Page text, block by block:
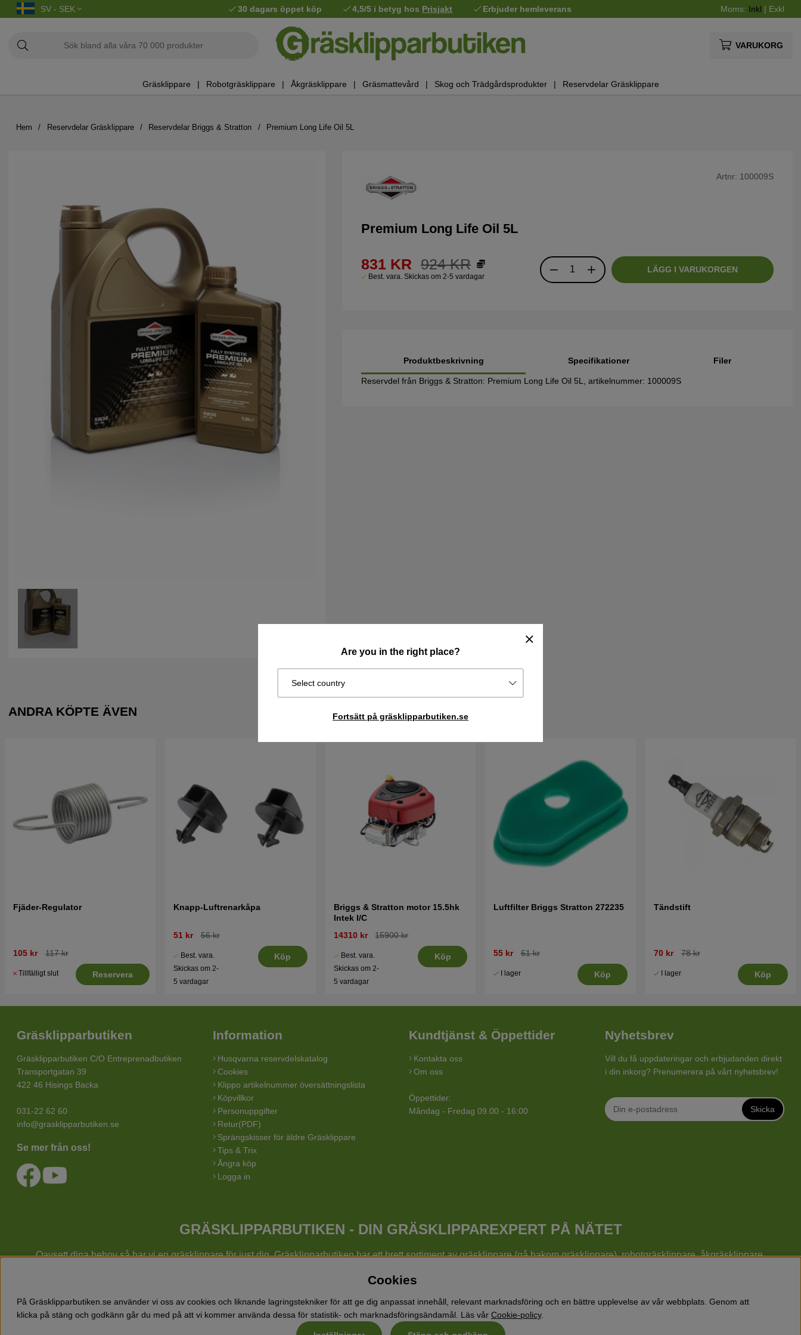
SV - SEK 30 dagars öppet köp 4,5/5 i betyg hos Prisjakt Erbjuder hemleverans Moms: Inkl | Exkl
VARUKORG
Gräsklippare Robotgräsklippare Åkgräsklippare Gräsmattevård Skog och Trädgårdsprodukter Reservdelar Gräsklippare
Are you in the right place?
Select country
Fortsätt på gräsklipparbutiken.se
Hem Reservdelar Gräsklippare Reservdelar Briggs & Stratton Premium Long Life Oil 5L
Artnr: 100009S
Premium Long Life Oil 5L
924KR
831 KR
Best. vara. Skickas om 2-5 vardagar
LÄGG I VARUKORGEN
Produktbeskrivning
Reservdel från Briggs & Stratton: Premium Long Life Oil 5L, artikelnummer: 100009S
Specifikationer Filer
ANDRA KÖPTE ÄVEN
Fjäder-Regulator
105 kr 117 kr
Tillfälligt slut Reservera
Knapp-Luftrenarkåpa
51 kr 56 kr
Best. vara.
Skickas om 2-
5 vardagar
Köp
Briggs & Stratton motor 15.5hk
Intek I/C
14310 kr
15900 kr
Best. vara.
Skickas om 2-
5 vardagar
Köp
Luftfilter Briggs Stratton 272235
55 kr 61 kr
I lager Köp
Tändstift
70 kr 78 kr
I lager Köp
Gräsklipparbutiken
Gräsklipparbutiken C/O Entreprenadbutiken
Transportgatan 39
422 46 Hisings Backa
031-22 62 60
info@grasklipparbutiken.se
Se mer från oss!
Information
Husqvarna reservdelskatalog
Cookies
Klippo artikelnummer översättningslista
Köpvillkor
Personuppgifter
Retur(PDF)
Sprängskisser för äldre Gräsklippare
Tips & Trix
Ångra köp
Logga in
Kundtjänst & Öppettider
Kontakta oss
Om oss
Öppettider:
Måndag - Fredag 09.00 - 16:00
Nyhetsbrev
Vill du få uppdateringar och erbjudanden direkt
i din inkorg? Prenumerera på vårt nyhetsbrev!
Skicka
GRÄSKLIPPARBUTIKEN - DIN GRÄSKLIPPAREXPERT PÅ NÄTET
Oavsett dina behov så har vi engräsklippareför just dig. Gräsklipparbutiken har ett brett sortiment av gräsklippare (gå bakom gräsklippare), robotgräsklippare,åkgräsklippare,
Utöver gräsklippare finns också ett brett sortiment hos Gräsklipparbutiken med skog & trädgårdsprodukter så som grästrimmers, röjsågar, motorsågar, häcksaxar, jordfräsar, lövblåsar,
Cookies
På Gräsklipparbutiken.se använder vi oss av cookies och liknande lagringstekniker för att ge dig anpassat innehåll, relevant marknadsföring och en bättre upplevelse av vår webbplats. Genom att
klicka på stäng och godkänn går du med på att vi kommer använda dessa för statistik- och marknadsföringsändamål. Läs vår Cookie-policy.